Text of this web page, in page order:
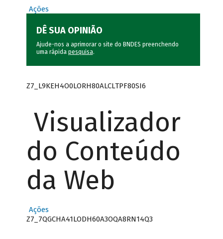
Ações
DÊ SUA OPINIÃO
Ajude-nos a aprimorar o site do BNDES preenchendo
uma rápida pesquisa.
Z7_L9KEH4O0LORH80ALCLTPF80SI6
Visualizador
do Conteúdo
da Web
Ações
Z7_7QGCHA41LODH60A3OQA8RN14Q3